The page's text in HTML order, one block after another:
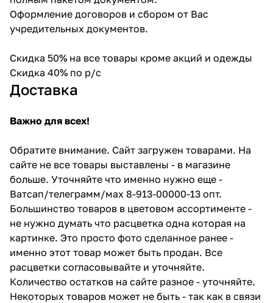
Оформление договоров и сбором от Вас
учредительных документов.
Скидка 50% на все товары кроме акций и одежды
Скидка 40% по р/с
Доставка
Важно для всех!
Обратите внимание. Сайт загружен товарами. На
сайте не все товары выставлены - в магазине
больше. Уточняйте что именно нужно еще -
Ватсап/телеграмм/мах 8-913-00000-13 опт.
Большинство товаров в цветовом ассортименте -
не нужно думать что расцветка одна которая на
картинке. Это просто фото сделанное ранее -
именно этот товар может быть продан. Все
расцветки согласовывайте и уточняйте.
Количество остатков на сайте разное - уточняйте.
Некоторых товаров может не быть - так как в связи